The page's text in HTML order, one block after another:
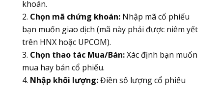
khoán.
Chọn mã chứng khoán:Nhập mã cổ phiếu
bạn muốn giao dịch (mã này phải được niêm yết
trên HNX hoặc UPCOM).
Chọn thao tác Mua/Bán:Xác định bạn muốn
mua hay bán cổ phiếu.
Nhập khối lượng:Điền số lượng cổ phiếu